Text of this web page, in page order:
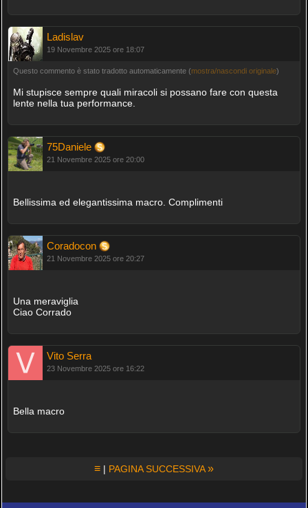
Ladislav
19 Novembre 2025 ore 18:07
Questo commento è stato tradotto automaticamente (mostra/nascondi originale)
Mi stupisce sempre quali miracoli si possano fare con questa
lente nella tua performance.
75Daniele
21 Novembre 2025 ore 20:00
Bellissima ed elegantissima macro. Complimenti
Coradocon
21 Novembre 2025 ore 20:27
Una meraviglia
Ciao Corrado
Vito Serra
23 Novembre 2025 ore 16:22
Bella macro
≡ | PAGINA SUCCESSIVA»